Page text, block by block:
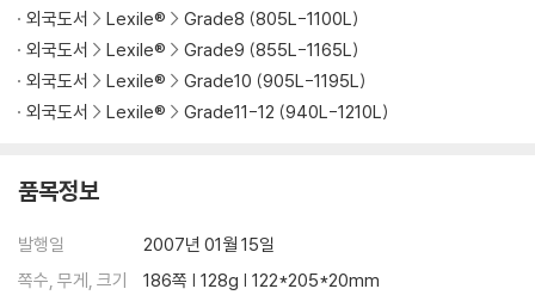
외국도서
Lexile®
Grade8 (805L-1100L)
외국도서
Lexile®
Grade9 (855L-1165L)
외국도서
Lexile®
Grade10 (905L-1195L)
외국도서
Lexile® Grade11-12 (940L-1210L)
품목정보
발행일
2007년 01월 15일
쪽수, 무게, 크기
186쪽 | 128g | 122*205*20mm